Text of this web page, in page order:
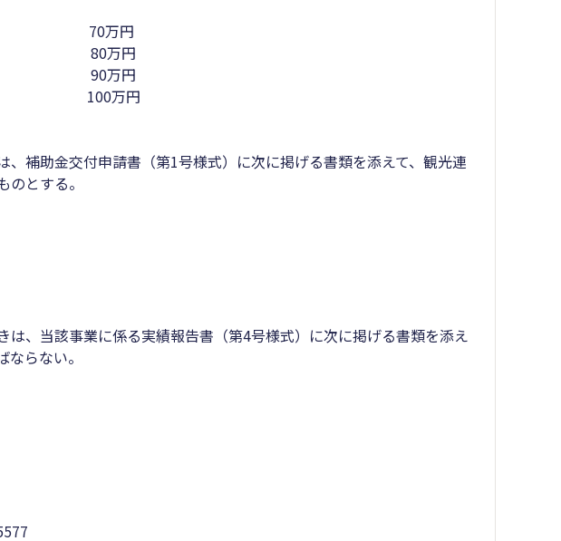
万円
80万円
90万円
万円
補助金交付申請書（第1号様式）に次に掲げる書類を添えて、観光連
とする。
は、当該事業に係る実績報告書（第4号様式）に次に掲げる書類を添え
らない。